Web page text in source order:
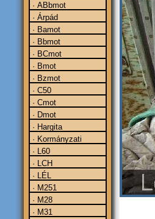
· ABbmot
· Árpád
· Bamot
· Bbmot
· BCmot
· Bmot
· Bzmot
· C50
· Cmot
· Dmot
· Hargita
· Kormányzati
· L60
· LCH
· LÉL
· M251
· M28
· M31